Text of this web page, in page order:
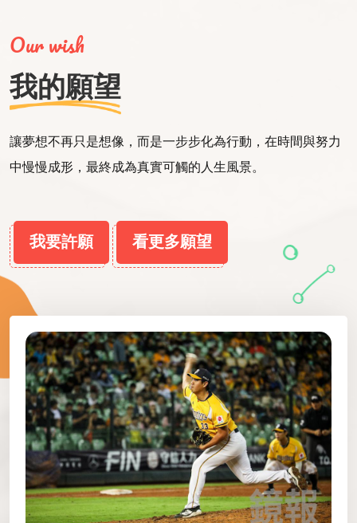
Our wish
我的願望
讓夢想不再只是想像，而是一步步化為行動，在時間與努力
中慢慢成形，最終成為真實可觸的人生風景。
我要許願 看更多願望